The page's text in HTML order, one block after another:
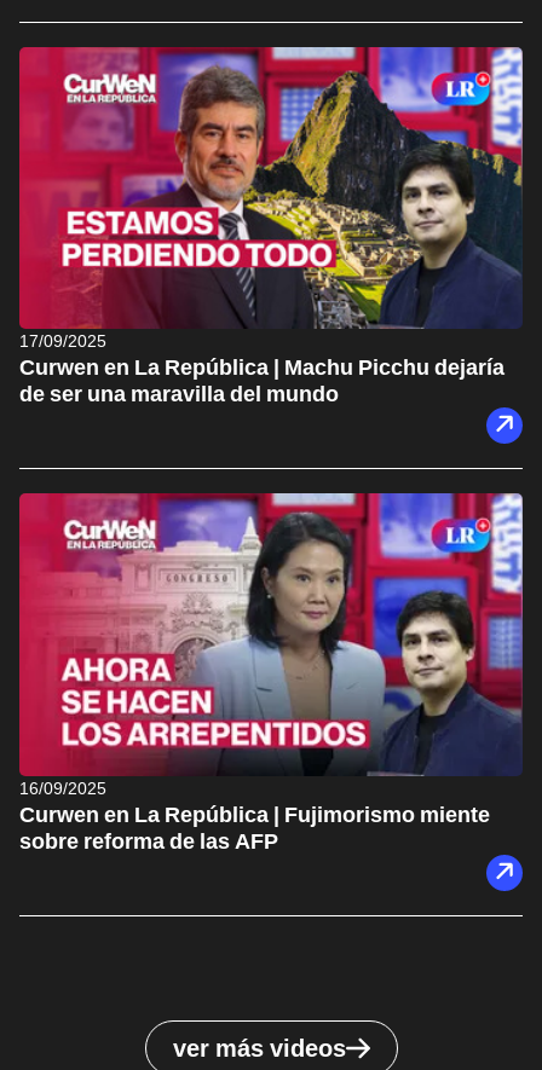
17/09/2025
Curwen en La República | Machu Picchu dejaría
de ser una maravilla del mundo
16/09/2025
Curwen en La República | Fujimorismo miente
sobre reforma de las AFP
ver más videos